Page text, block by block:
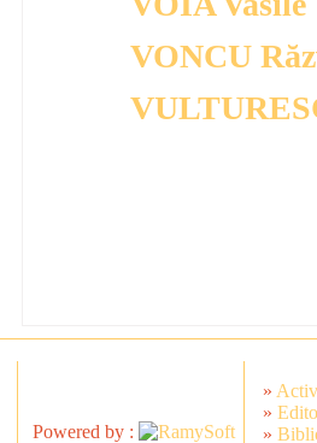
VONCU
Powered by :
»
»
»